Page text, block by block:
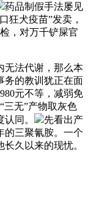
药品制假手法屡见
狂犬疫苗”发卖，
，对万千铲屎官
法代谢，那么本
务的教训犹正在面
元不等，减弱免
三无”产物取灰色
同。
先看出产
的三聚氰胺。一个
久以来的现忧。